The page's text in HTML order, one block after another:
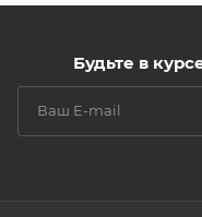
Будьте в